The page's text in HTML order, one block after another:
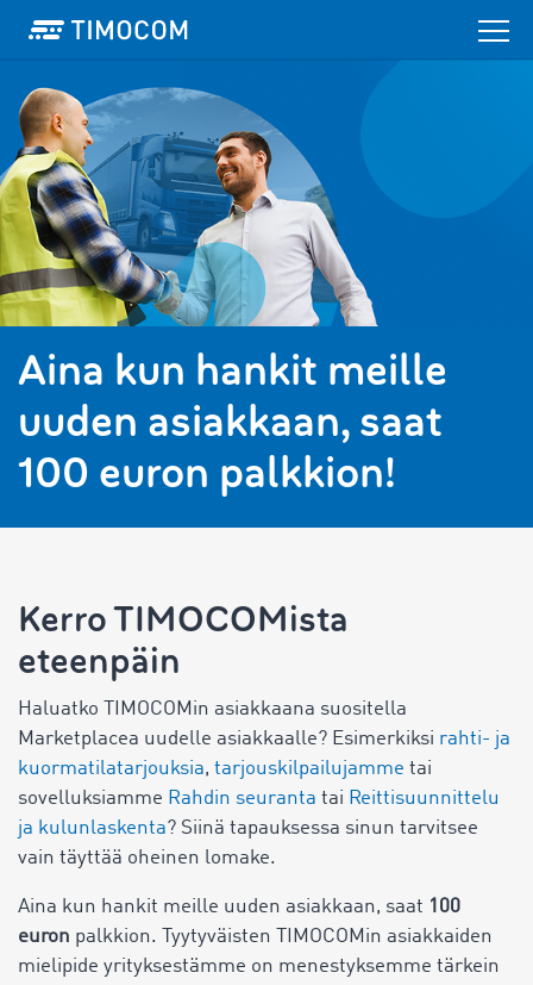
Aina kun hankit meille
uuden asiakkaan, saat
100 euron palkkion!
Kerro TIMOCOMista
eteenpäin
Haluatko TIMOCOMin asiakkaana suositella
Marketplacea uudelle asiakkaalle? Esimerkiksi rahti- ja
kuormatilatarjouksia, tarjouskilpailujamme tai
sovelluksiamme Rahdin seuranta tai Reittisuunnittelu
ja kulunlaskenta? Siinä tapauksessa sinun tarvitsee
vain täyttää oheinen lomake.
Aina kun hankit meille uuden asiakkaan, saat 100
euron palkkion. Tyytyväisten TIMOCOMin asiakkaiden
mielipide yrityksestämme on menestyksemme tärkein